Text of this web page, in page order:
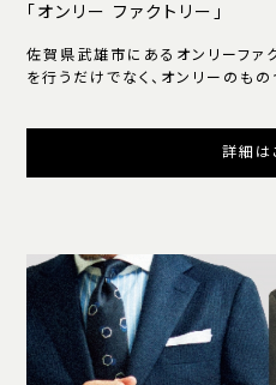
「オンリー ファクトリー」
佐賀県武雄市にあるオンリーファ
を行うだけでなく、オンリーのもの
詳細は